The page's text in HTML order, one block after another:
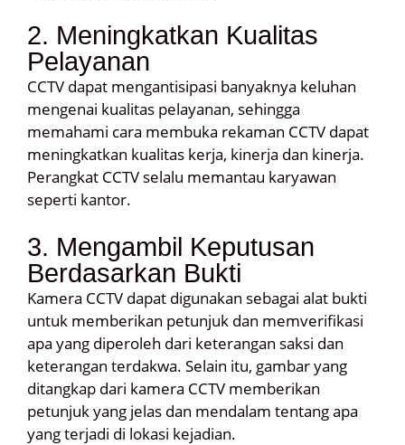
2. Meningkatkan Kualitas
Pelayanan
CCTV dapat mengantisipasi banyaknya keluhan
mengenai kualitas pelayanan, sehingga
memahami cara membuka rekaman CCTV dapat
meningkatkan kualitas kerja, kinerja dan kinerja.
Perangkat CCTV selalu memantau karyawan
seperti kantor.
3. Mengambil Keputusan
Berdasarkan Bukti
Kamera CCTV dapat digunakan sebagai alat bukti
untuk memberikan petunjuk dan memverifikasi
apa yang diperoleh dari keterangan saksi dan
keterangan terdakwa. Selain itu, gambar yang
ditangkap dari kamera CCTV memberikan
petunjuk yang jelas dan mendalam tentang apa
yang terjadi di lokasi kejadian.